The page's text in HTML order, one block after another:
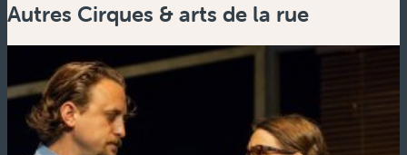
Autres Cirques & arts de la rue